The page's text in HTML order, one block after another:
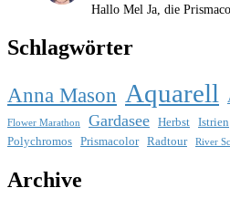
Hallo Mel Ja, die
Schlagwörter
Anna Mason Aquarell
Flower Marathon Gardasee Herbst Istrien
Polychromos Prismacolor Radtour River
Archive